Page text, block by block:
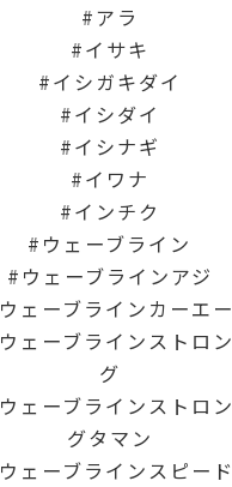
アラ
イサキ
イシガキダイ
イシダイ
イシナギ
イワナ
インチク
ウェーブライン
ウェーブラインアジ
ウェーブラインカーエー
ウェーブラインストロン
グ
ウェーブラインストロン
グタマン
ウェーブラインスピード